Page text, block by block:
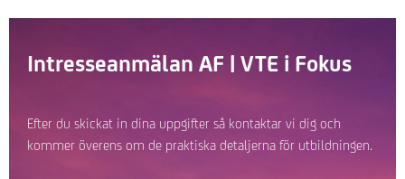
Intresseanmälan AF | VTE i Fokus
Efter du skickat in dina uppgifter så kontaktar vi dig och
kommer överens om de praktiska detaljerna för utbildningen.